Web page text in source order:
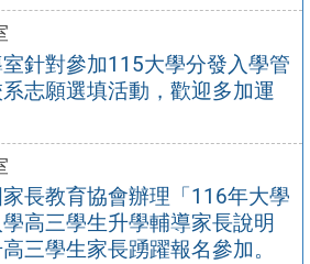
室針對參加115大學分發入學管
志願選填活動，歡迎多加運
長教育協會辦理「116年大學
高三學生升學輔導家長說明
三學生家長踴躍報名參加。